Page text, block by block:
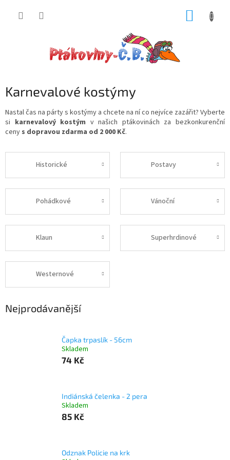
Karnevalové kostýmy
Nastal čas na párty s kostýmy a chcete na ní co nejvíce zazářit? Vyberte
si karnevalový kostým v našich ptákovinách za bezkonkurenční
ceny s dopravou zdarma od 2 000 Kč.
Historické Postavy
Pohádkové Vánoční
Klaun Superhrdinové
Westernové
Nejprodávanější
Čapka trpaslík - 56cm
Skladem
74 Kč
Indiánská čelenka - 2 pera
Skladem
85 Kč
Odznak Policie na krk